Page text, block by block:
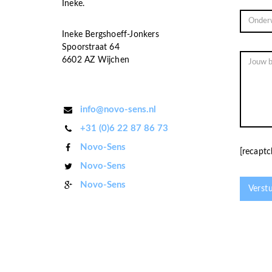
Ineke.
Ineke Bergshoeff-Jonkers
Spoorstraat 64
6602 AZ Wijchen
info@novo-sens.nl
+31 (0)6 22 87 86 73
Novo-Sens
Novo-Sens
Novo-Sens